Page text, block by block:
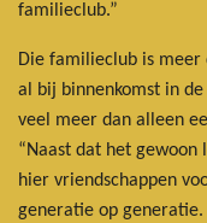
familieclub.”
Die familieclub is meer
al bij binnenkomst in
veel meer dan alleen
“Naast dat het
hier vriendschappen
generatie op